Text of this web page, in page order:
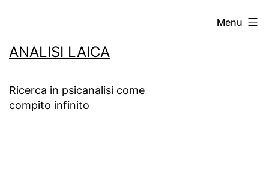
contenuto
ANALISI LAICA
Ricerca in psicanalisi come
compito infinito
Menu